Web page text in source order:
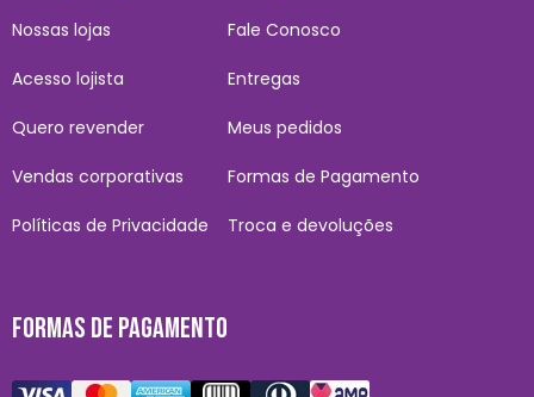
Nossas lojas
Acesso lojista
Quero revender
Vendas corporativas
Políticas de Privacidade
Fale Conosco
Entregas
Meus pedidos
Formas de Pagamento
Troca e devoluções
FORMAS DE PAGAMENTO